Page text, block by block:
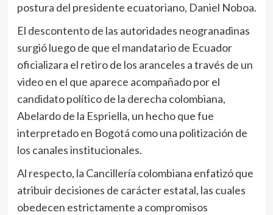
postura del presidente ecuatoriano, Daniel Noboa.
El descontento de las autoridades neogranadinas
surgió luego de que el mandatario de Ecuador
oficializara el retiro de los aranceles a través de un
video en el que aparece acompañado por el
candidato político de la derecha colombiana,
Abelardo de la Espriella, un hecho que fue
interpretado en Bogotá como una politización de
los canales institucionales.
Al respecto, la Cancillería colombiana enfatizó que
atribuir decisiones de carácter estatal, las cuales
obedecen estrictamente a compromisos